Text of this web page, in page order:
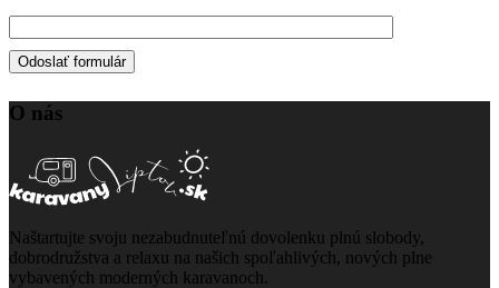
O nás
Naštartujte svoju nezabudnuteľnú dovolenku plnú slobody,
dobrodružstva a relaxu na našich spoľahlivých, nových plne
vybavených moderných karavanoch.